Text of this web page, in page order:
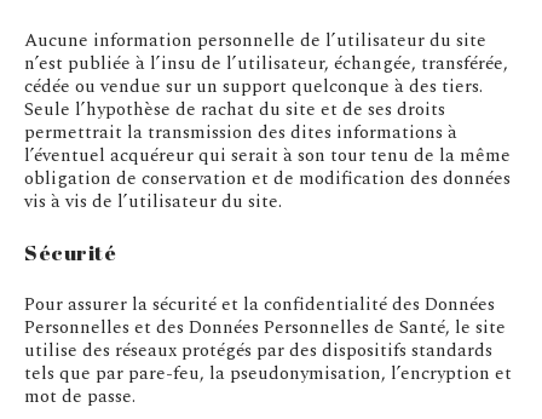
Aucune information personnelle de l’utilisateur du site
n’est publiée à l’insu de l’utilisateur, échangée, transférée,
cédée ou vendue sur un support quelconque à des tiers.
Seule l’hypothèse de rachat du site et de ses droits
permettrait la transmission des dites informations à
l’éventuel acquéreur qui serait à son tour tenu de la même
obligation de conservation et de modification des données
vis à vis de l’utilisateur du site.
Sécurité
Pour assurer la sécurité et la confidentialité des Données
Personnelles et des Données Personnelles de Santé, le site
utilise des réseaux protégés par des dispositifs standards
tels que par pare-feu, la pseudonymisation, l’encryption et
mot de passe.